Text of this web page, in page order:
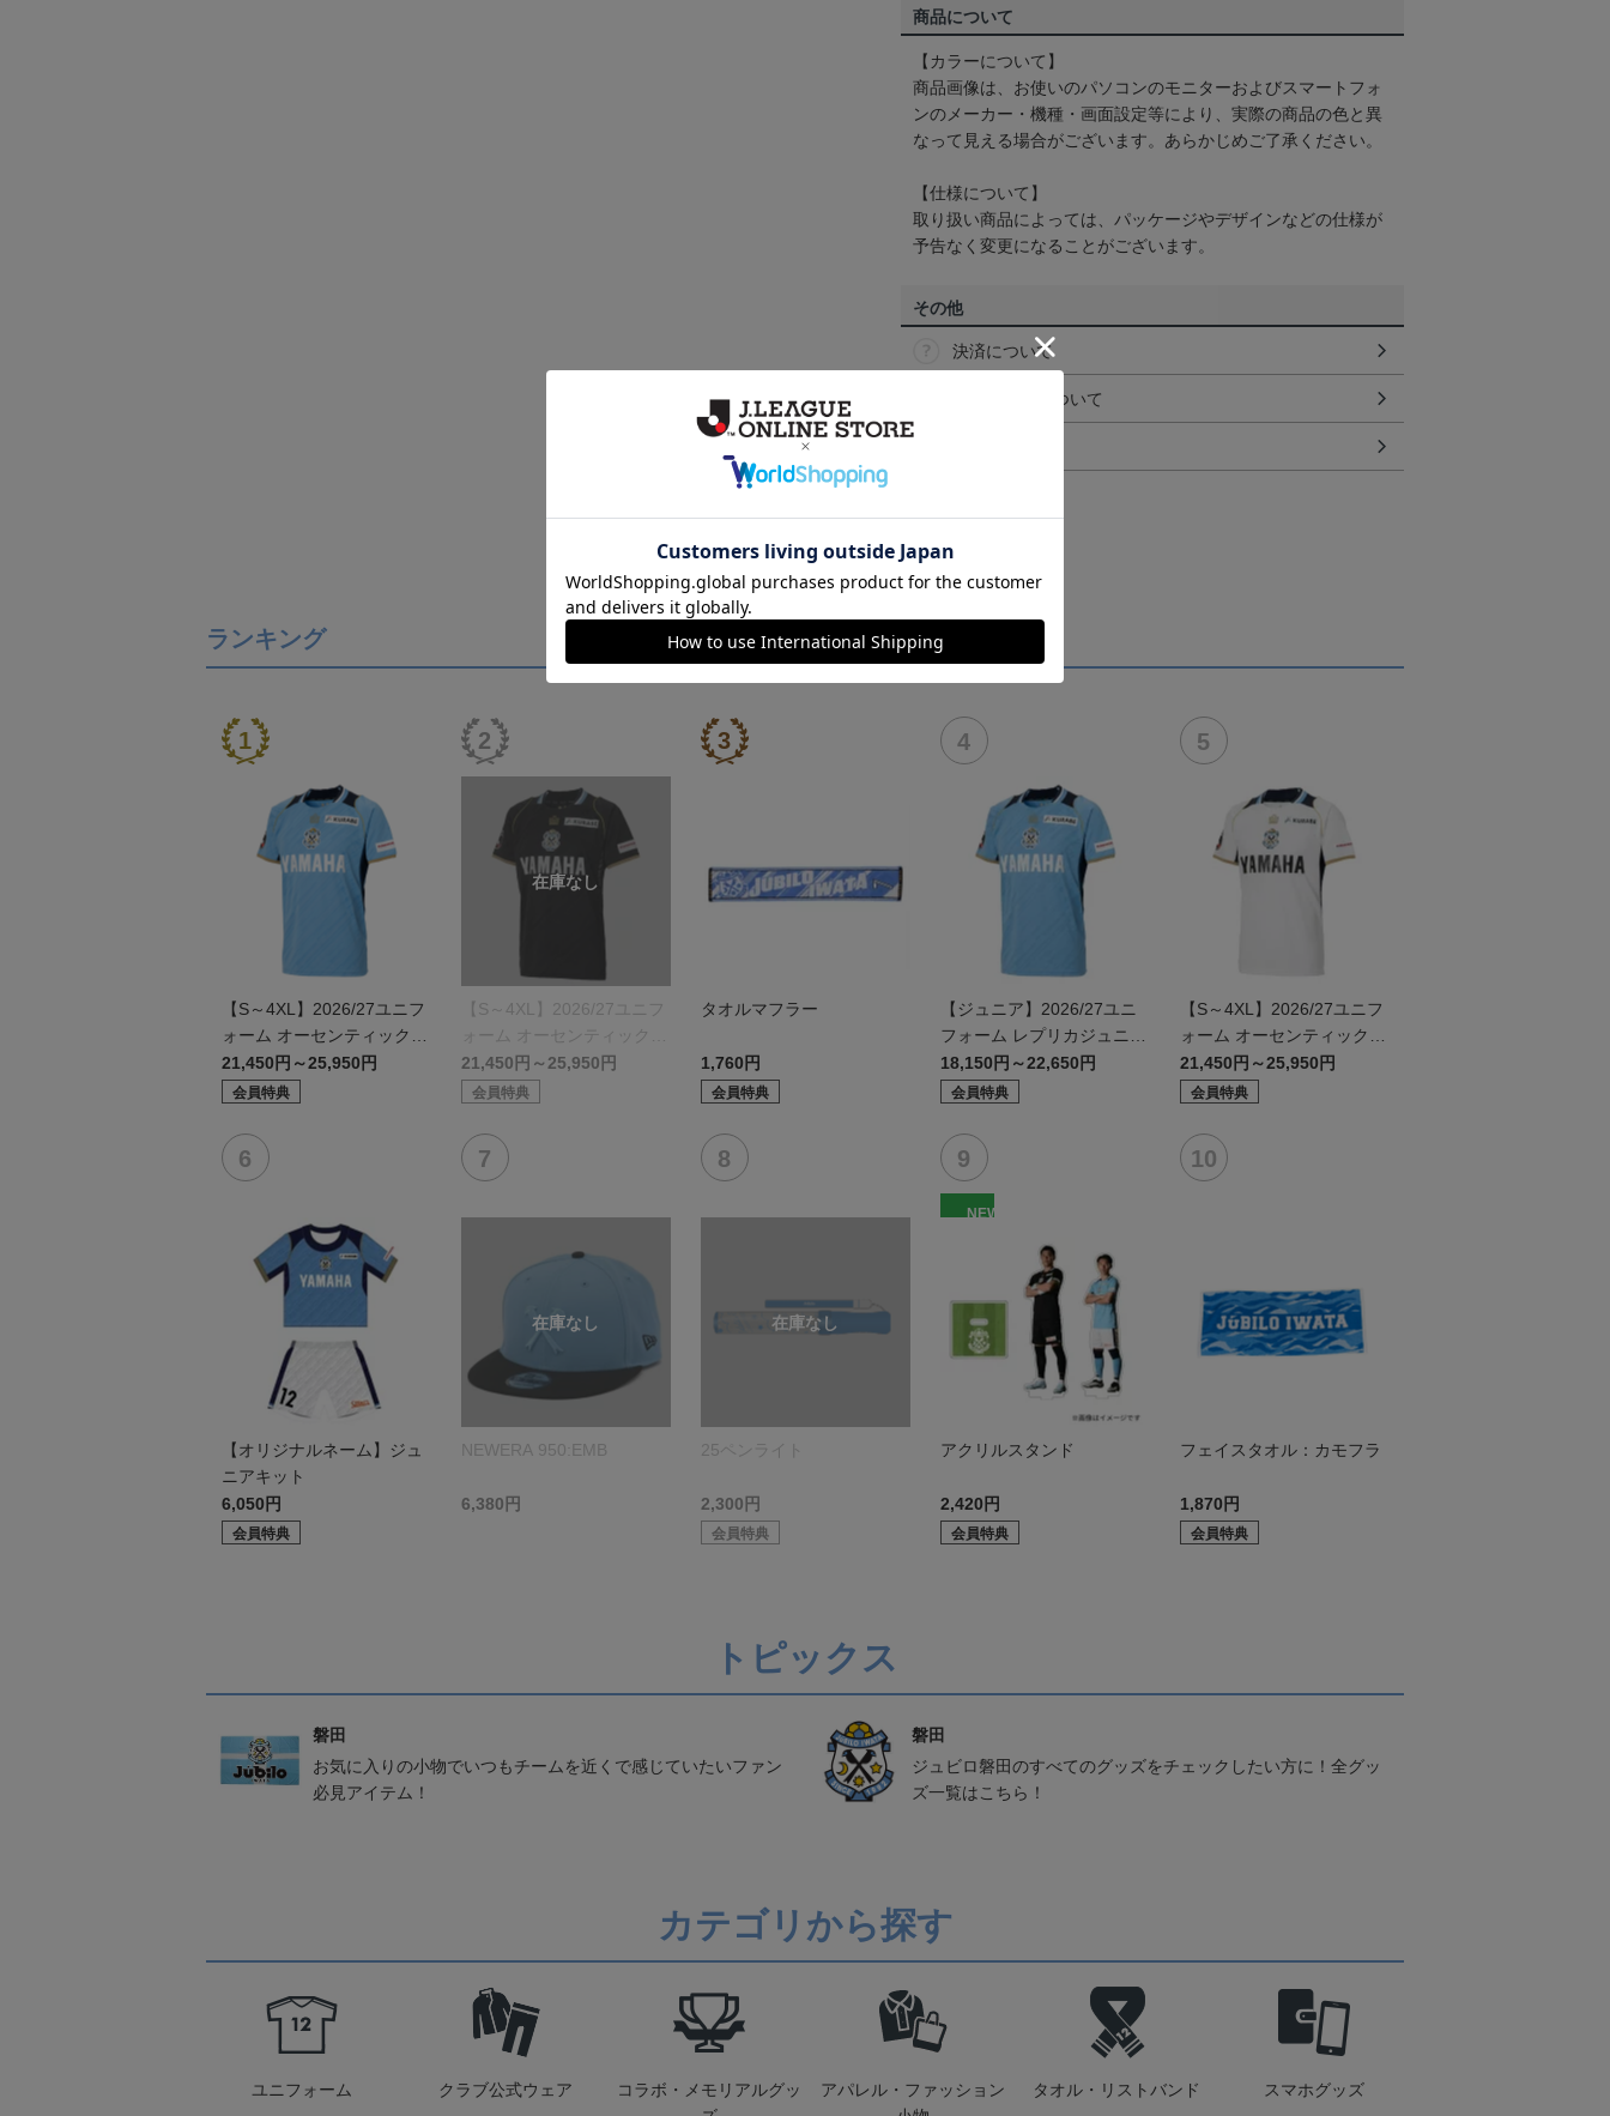
商品について
【カラーについて】
商品画像は、お使いのパソコンのモニターおよびスマートフォ
ンのメーカー・機種・画面設定等により、実際の商品の色と異
なって見える場合がございます。あらかじめご了承ください。
【仕様について】
取り扱い商品によっては、パッケージやデザインなどの仕様が
予告なく変更になることがございます。
その他
決済について
ギフト対応について
ランキング
【S～4XL】2026/27ユニフ
ォーム オーセンティックモ
デル:FP1st
21,450円～25,950円
会員特典
【S～4XL】2026/27ユニフ
ォーム オーセンティックモ
デル:GK
21,450円～25,950円
会員特典
タオルマフラー
1,760円
会員特典
【ジュニア】2026/27ユニ
フォーム レプリカジュニア
モデル:FP1st
18,150円～22,650円
会員特典
【S～4XL】2026/27ユニフ
ォーム オーセンティックモ
デル:FP2nd
21,450円～25,950円
会員特典
【オリジナルネーム】ジュ
ニアキット
6,050円
会員特典
NEWERA 950:EMB
6,380円
25ペンライト
2,300円
会員特典
NEW
アクリルスタンド
2,420円
会員特典
フェイスタオル：カモフラ
1,870円
会員特典
トピックス
磐田
お気に入りの小物でいつもチームを近くで感じていたいファン
必見アイテム！
磐田
ジュビロ磐田のすべてのグッズをチェックしたい方に！全グッ
ズ一覧はこちら！
カテゴリから探す
ユニフォーム クラブ公式ウェア
コラボ・メモリアルグッ
アパレル・ファッション
タオル・リストバンド スマホグッズ